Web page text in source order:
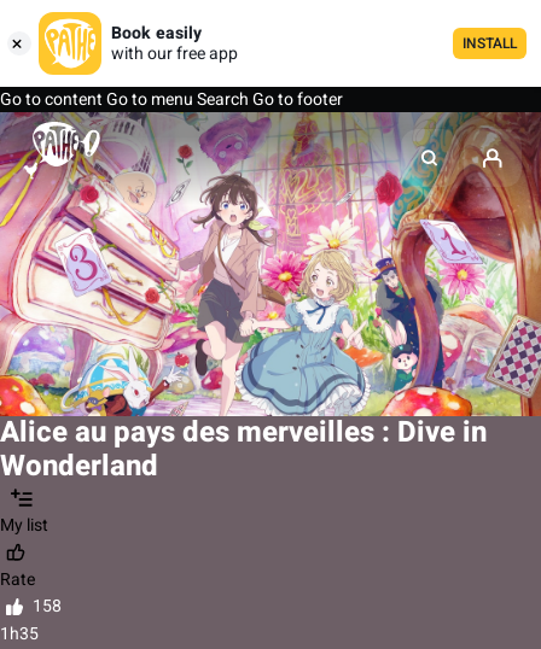
Book easily
with our free app
INSTALL
Go to contentGo to menuSearchGo to footer
Alice au pays des merveilles : Dive in
Wonderland
My list
Rate
158
1h35